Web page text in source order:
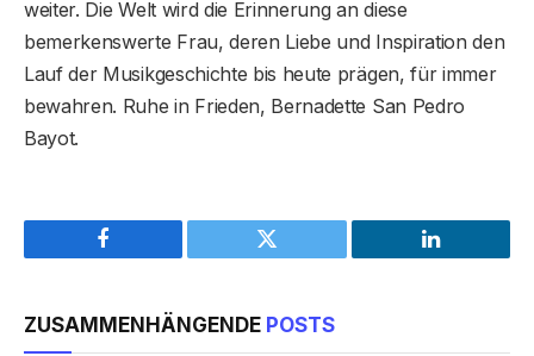
weiter. Die Welt wird die Erinnerung an diese
bemerkenswerte Frau, deren Liebe und Inspiration den
Lauf der Musikgeschichte bis heute prägen, für immer
bewahren. Ruhe in Frieden, Bernadette San Pedro
Bayot.
Facebook Twitter LinkedIn
ZUSAMMENHÄNGENDE POSTS